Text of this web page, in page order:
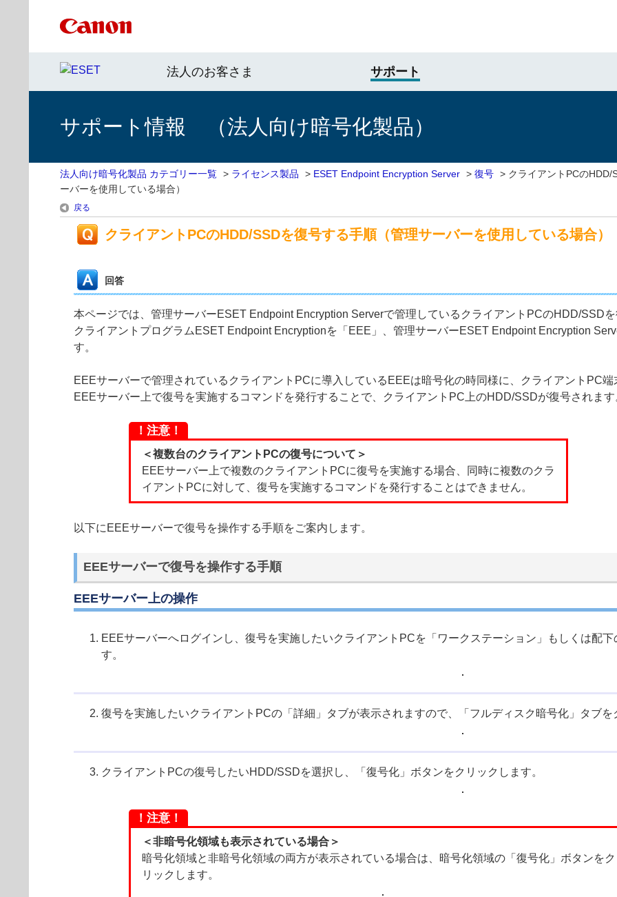
法人のお客さま サポート
サポート情報 （法人向け暗号化製品）
法人向け暗号化製品 カテゴリー一覧 > ライセンス製品 > ESET Endpoint Encryption Server > 復号 > クライアントPCのHDD/
ーバーを使用している場合）
戻る
クライアントPCのHDD/SSDを復号する手順（管理サーバーを使用している場合）
回答
本ページでは、管理サーバーESET Endpoint Encryption Serverで管理しているクライアントPCのHDD/SSD
クライアントプログラムESET Endpoint Encryptionを「EEE」、管理サーバーESET Endpoint Encryption
す。
EEEサーバーで管理されているクライアントPCに導入しているEEEは暗号化の時同様に、クライアントPC
EEEサーバー上で復号を実施するコマンドを発行することで、クライアントPC上のHDD/SSDが復号されます
！注意！
＜複数台のクライアントPCの復号について＞
EEEサーバー上で複数のクライアントPCに復号を実施する場合、同時に複数のクラ
イアントPCに対して、復号を実施するコマンドを発行することはできません。
以下にEEEサーバーで復号を操作する手順をご案内します。
EEEサーバーで復号を操作する手順
EEEサーバー上の操作
EEEサーバーへログインし、復号を実施したいクライアントPCを「ワークステーション」もしくは配
す。
復号を実施したいクライアントPCの「詳細」タブが表示されますので、「フルディスク暗号化」タブを
クライアントPCの復号したいHDD/SSDを選択し、「復号化」ボタンをクリックします。
！注意！
＜非暗号化領域も表示されている場合＞
暗号化領域と非暗号化領域の両方が表示されている場合は、暗号化領域の「復号化」ボタンをク
リックします。